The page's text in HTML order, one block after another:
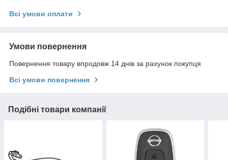
Всі умови оплати
Умови повернення
Повернення товару впродовж 14 днів за рахунок покупця
Всі умови повернення
Подібні товари компанії